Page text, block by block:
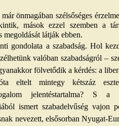
önmagában szélsőséges
mások ezzel szemben a
megoldását látják ebben.
a szabadság. Hol
valóban szabadságról –
fölvetődik a kérdés: a
eltelt mintegy kétszáz
jelentéstartalma? S a
ismert szabadelvűség vajon
nevezett, elsősorban Nyugat-